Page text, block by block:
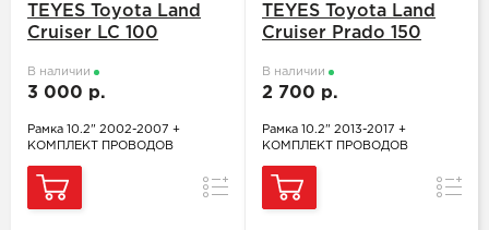
TEYES Toyota Land
Cruiser LC 100
В наличии
3 000 р.
Рамка 10.2" 2002-2007 +
КОМПЛЕКТ ПРОВОДОВ
Сравнение
TEYES Toyota Land
Cruiser Prado 150
В наличии
2 700 р.
Рамка 10.2" 2013-2017 +
КОМПЛЕКТ ПРОВОДОВ